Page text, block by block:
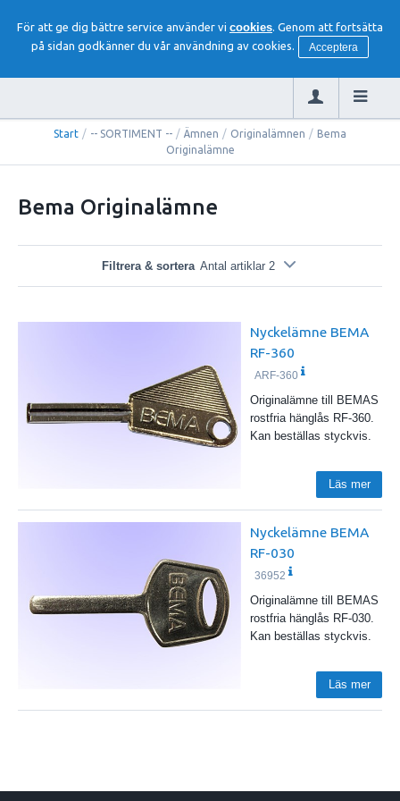
För att ge dig bättre service använder vi cookies. Genom att fortsätta
på sidan godkänner du vår användning av cookies.
Acceptera
Start / -- SORTIMENT -- / Ämnen / Originalämnen / Bema
Originalämne
Bema Originalämne
Filtrera & sortera Antal artiklar 2
Nyckelämne BEMA
RF-360
ARF-360
Originalämne till BEMAS
rostfria hänglås RF-360.
Kan beställas styckvis.
Läs mer
Nyckelämne BEMA
RF-030
36952
Originalämne till BEMAS
rostfria hänglås RF-030.
Kan beställas styckvis.
Läs mer